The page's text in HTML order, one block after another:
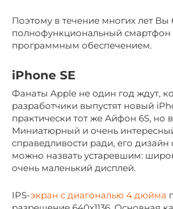
Поэтому в течение многих лет Вы
полнофункциональный смартфон
программным обеспечением.
iPhone SE
Фанаты Apple не один год ждут,
разработчики выпустят новый
практически тот же Айфон 6S, но
Миниатюрный и очень
справедливости ради, его дизайн
можно назвать устаревшим:
очень маленький дисплей.
IPS-экран с диагональю 4 дюйма